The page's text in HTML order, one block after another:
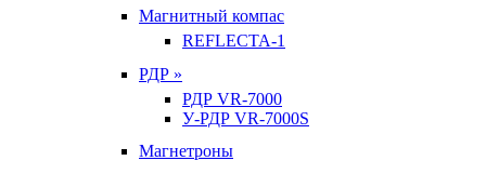
Магнитный компас
REFLECTA-1
РДР »
РДР VR-7000
У-РДР VR-7000S
Магнетроны